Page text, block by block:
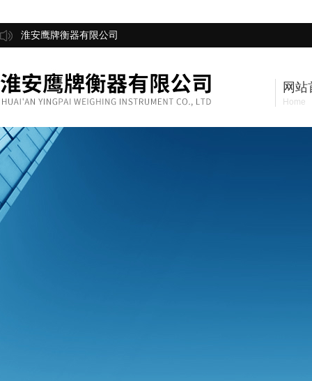
淮安鹰牌衡器有限公司
网站
Home